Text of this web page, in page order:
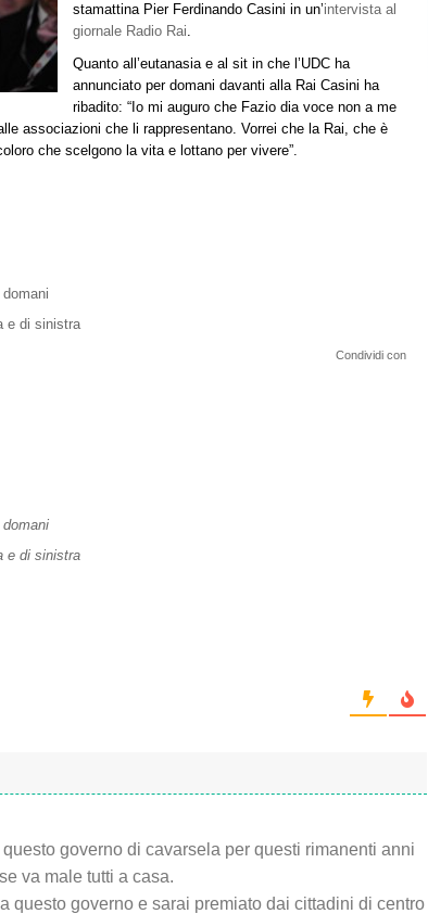
stamattina Pier Ferdinando Casini in un’intervista al
giornale Radio Rai.
Quanto all’eutanasia e al sit in che l’UDC ha
annunciato per domani davanti alla Rai Casini ha
ribadito: “Io mi auguro che Fazio dia voce non a me
associazioni che li rappresentano. Vorrei che la Rai, che è
che scelgono la vita e lottano per vivere”.
e di sinistra
e di sinistra
Condividi con
governo di cavarsela per questi rimanenti anni
va male tutti a casa.
questo governo e sarai premiato dai cittadini di centro